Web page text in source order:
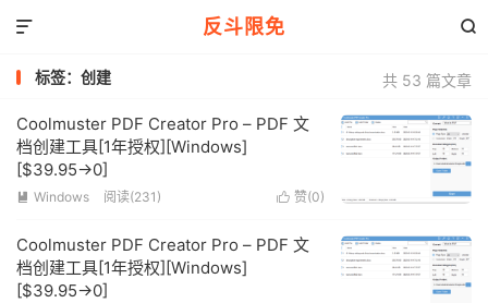
反斗限免 

共 53 篇文章
标签：创建
Coolmuster PDF Creator Pro – PDF 文
档创建工具[1年授权][Windows]
[$39.95→0]
 赞(0)
 Windows 阅读(231)
Coolmuster PDF Creator Pro – PDF 文
档创建工具[1年授权][Windows]
[$39.95→0]